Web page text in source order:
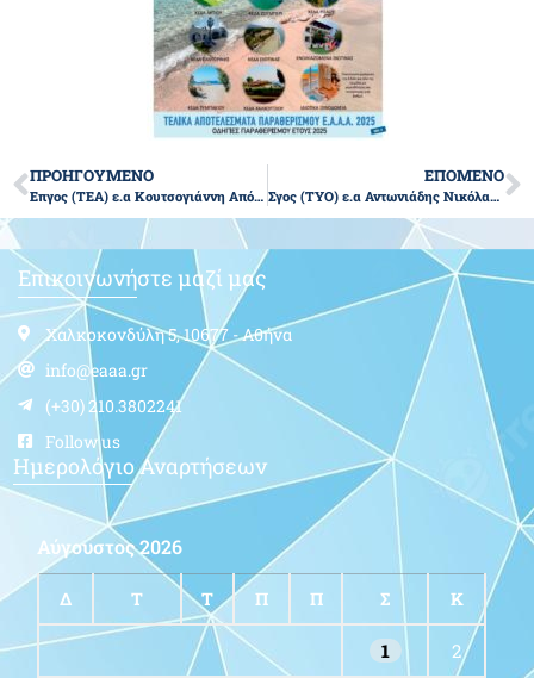
ΠΡΟΗΓΟΥΜΕΝΟ
Επγος (ΤΕΑ) ε.α Κουτσογιάννη Απόστολου του Δημητρίου
ΕΠΟΜΕΝΟ
Σγος (ΤΥΟ) ε.α Αντωνιάδης Νικόλαος του Γεωργίου
Επικοινωνήστε μαζί μας
Χαλκοκονδύλη 5, 10677 - Αθήνα
info@eaaa.gr
(+30) 210.3802241
Follow us
Ημερολόγιο Αναρτήσεων
Αύγουστος 2026
Δ Τ Τ Π Π Σ Κ
1 2